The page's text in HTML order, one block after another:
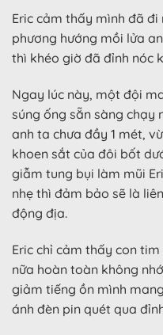
Eric cảm thấy mình đã
phương hướng mồi lửa
thì khéo giờ đã đỉnh nóc
Ngay lúc này, một đội
súng ống sẵn sàng chạy
anh ta chưa đầy 1 mét,
khoen sắt của đôi bốt
giẫm tung bụi làm mũi
nhẹ thì đảm bảo sẽ là
động địa.
Eric chỉ cảm thấy con
nữa hoàn toàn không
giảm tiếng ồn mình
ánh đèn pin quét qua